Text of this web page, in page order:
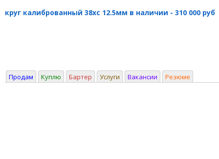
круг калиброванный 38хс 12.5мм в наличии - 310 000 руб
Продам Куплю Бартер Услуги Вакансии Резюме